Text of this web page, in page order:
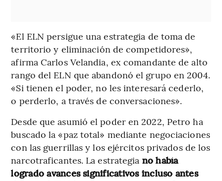
«El ELN persigue una estrategia de toma de
territorio y eliminación de competidores»,
afirma Carlos Velandia, ex comandante de alto
rango del ELN que abandonó el grupo en 2004.
«Si tienen el poder, no les interesará cederlo,
o perderlo, a través de conversaciones».
Desde que asumió el poder en 2022, Petro ha
buscado la «paz total» mediante negociaciones
con las guerrillas y los ejércitos privados de los
narcotraficantes. La estrategia no había
logrado avances significativos incluso antes